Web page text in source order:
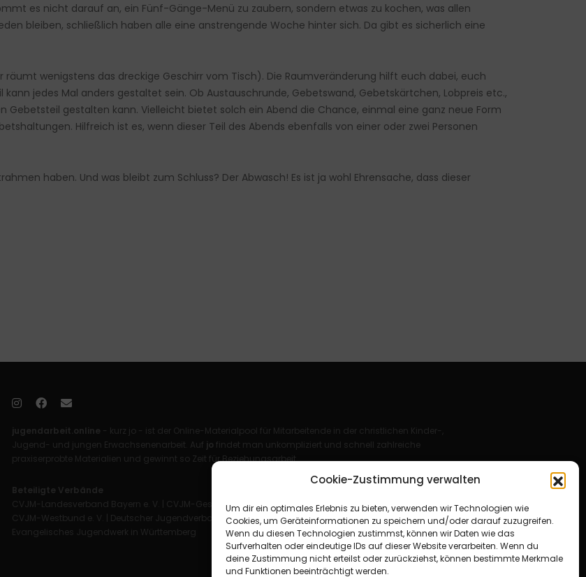
Cookie-Zustimmung verwalten
Um dir ein optimales Erlebnis zu bieten, verwenden wir Technologien wie
Cookies, um Geräteinformationen zu speichern und/oder darauf zuzugreifen.
Wenn du diesen Technologien zustimmst, können wir Daten wie das
Surfverhalten oder eindeutige IDs auf dieser Website verarbeiten. Wenn du
deine Zustimmung nicht erteilst oder zurückziehst, können bestimmte Merkmale
und Funktionen beeinträchtigt werden.
es nicht darauf an, ein Fünf-Gänge-Menü zu zaubern, sondern etwas zu kochen, was allen
bleiben, schließlich haben alle eine anstrengende Woche hinter sich. Da gibt es sicherlich eine
wenigstens das dreckige Geschirr vom Tisch). Die Raumveränderung hilft euch dabei, euch
jedes Mal anders gestaltet sein. Ob Austauschrunde, Gebetswand, Gebetskärtchen, Lobpreis etc.,
gestalten kann. Vielleicht bietet solch ein Abend die Chance, einmal eine ganz neue Form
Hilfreich ist es, wenn dieser Teil des Abends ebenfalls von einer oder zwei Personen
haben. Und was bleibt zum Schluss? Der Abwasch! Es ist ja wohl Ehrensache, dass dieser
jugendarbeit.online - kurz jo - ist der Online-Materialpool für Mitarbeitende in der christlichen Kinder-,
Jugend- und jungen Erwachsenenarbeit. Auf jo findet man unkompliziert und schnell zahlreiche
praxiserprobte Materialien und gewinnt so Zeit für Beziehungsarbeit.
Beteiligte Verbände
CVJM-Landesverband Bayern e. V.
CVJM-Gesamtverband in Deutschland e. V.
CVJM-Westbund e. V.
Deutscher Jugendverband „Entschieden für Christus“ e. V.
Evangelisches Jugendwerk in Württemberg